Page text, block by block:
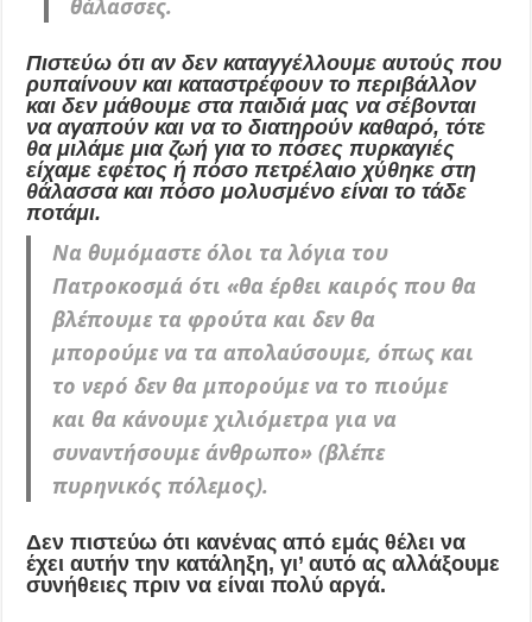
θάλασσες.
Πιστεύω ότι αν δεν καταγγέλλουμε αυτούς που
ρυπαίνουν και καταστρέφουν το περιβάλλον
και δεν μάθουμε στα παιδιά μας να σέβονται
να αγαπούν και να το διατηρούν καθαρό, τότε
θα μιλάμε μια ζωή για το πόσες πυρκαγιές
είχαμε εφέτος ή πόσο πετρέλαιο χύθηκε στη
θάλασσα και πόσο μολυσμένο είναι το τάδε
ποτάμι.
Να θυμόμαστε όλοι τα λόγια του
Πατροκοσμά ότι «θα έρθει καιρός που θα
βλέπουμε τα φρούτα και δεν θα
μπορούμε να τα απολαύσουμε, όπως και
το νερό δεν θα μπορούμε να το πιούμε
και θα κάνουμε χιλιόμετρα για να
συναντήσουμε άνθρωπο» (βλέπε
πυρηνικός πόλεμος).
Δεν πιστεύω ότι κανένας από εμάς θέλει να
έχει αυτήν την κατάληξη, γι’ αυτό ας αλλάξουμε
συνήθειες πριν να είναι πολύ αργά.